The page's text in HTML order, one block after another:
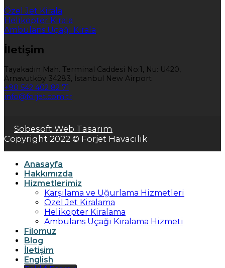
Özel Jet Kirala
Helikopter Kirala
Ambulans Uçağı Kirala
İletişim
Tayakadın Mah. Terminal Caddesi No:1, Nu: U420,
Arnavutköy 34283, İstanbul New Airport
+90 542 402 82 71
info@forjet.com.tr
Sobesoft Web Tasarım
Copyright 2022 © Forjet Havacılık
Anasayfa
Hakkımızda
Hizmetlerimiz
Karşılama ve Uğurlama Hizmetleri
Özel Jet Kiralama
Helikopter Kiralama
Ambulans Uçağı Kiralama Hizmeti
Filomuz
Blog
İletişim
English